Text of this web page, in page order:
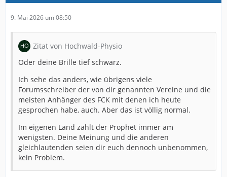
9. Mai 2026 um 08:50
Zitat von Hochwald-Physio
Oder deine Brille tief schwarz.
Ich sehe das anders, wie übrigens viele
Forumsschreiber der von dir genannten Vereine und die
meisten Anhänger des FCK mit denen ich heute
gesprochen habe, auch. Aber das ist völlig normal.
Im eigenen Land zählt der Prophet immer am
wenigsten. Deine Meinung und die anderen
gleichlautenden seien dir euch dennoch unbenommen,
kein Problem.